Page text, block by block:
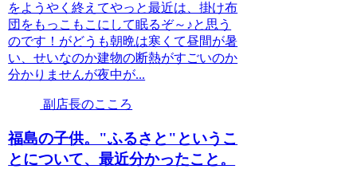
をようやく終えてやっと最近は、掛け布
団をもっこもこにして眠るぞ～♪と思う
のです！がどうも朝晩は寒くて昼間が暑
い、せいなのか建物の断熱がすごいのか
分かりませんが夜中が...
副店長のこころ
福島の子供。"ふるさと"というこ
とについて、最近分かったこと。